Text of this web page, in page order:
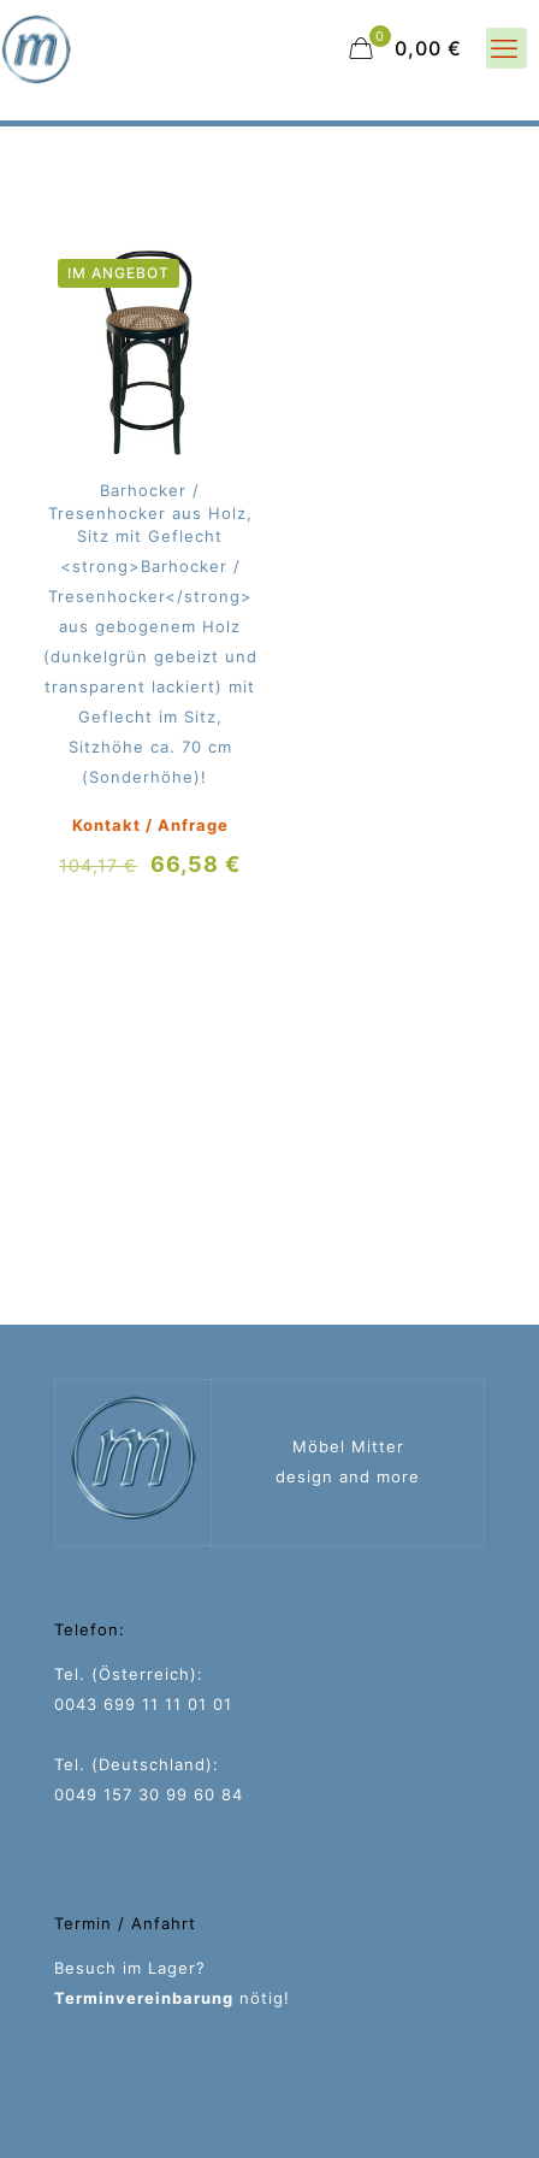
0 0,00 €
IM ANGEBOT
Barhocker /
Tresenhocker aus Holz,
Sitz mit Geflecht
<strong>Barhocker /
Tresenhocker</strong>
aus gebogenem Holz
(dunkelgrün gebeizt und
transparent lackiert) mit
Geflecht im Sitz,
Sitzhöhe ca. 70 cm
(Sonderhöhe)!
Kontakt / Anfrage
104,17€
Ursprünglicher
66,58€
Möbel Mitter
design and more
Telefon:
Tel. (Österreich):
0043 699 11 11 01 01
Tel. (Deutschland):
0049 157 30 99 60 84
Termin / Anfahrt
Besuch im Lager?
Terminvereinbarung nötig!